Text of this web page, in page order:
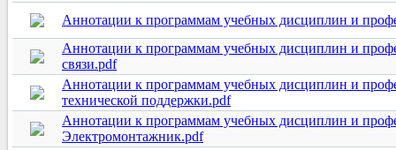
Аннотации к программам учебных дисциплин и
Аннотации к программам учебных дисциплин и
связи.pdf
Аннотации к программам учебных дисциплин и
технической поддержки.pdf
Аннотации к программам учебных дисциплин и
Электромонтажник.pdf